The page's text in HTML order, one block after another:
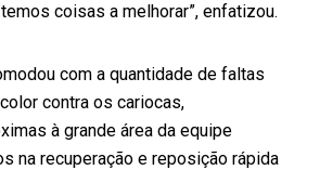
coisas a melhorar”, enfatizou.
com a quantidade de faltas
contra os cariocas,
à grande área da equipe
na recuperação e reposição rápida